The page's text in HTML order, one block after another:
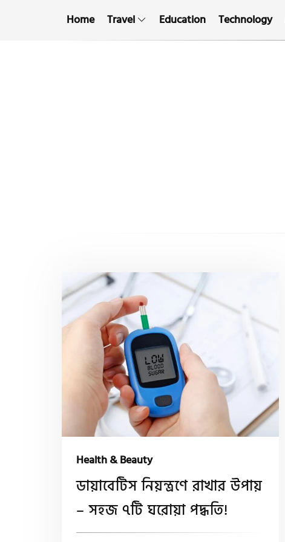
Home Travel Education Technology
Health & Beauty
ডায়াবেটিস নিয়ন্ত্রণে রাখার উপায়
– সহজ ৭টি ঘরোয়া পদ্ধতি!